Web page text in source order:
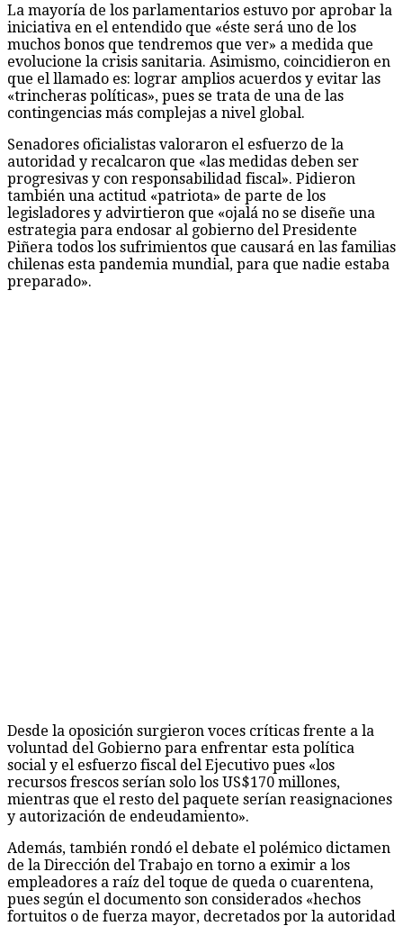
La mayoría de los parlamentarios estuvo por aprobar la
iniciativa en el entendido que «éste será uno de los
muchos bonos que tendremos que ver» a medida que
evolucione la crisis sanitaria. Asimismo, coincidieron en
que el llamado es: lograr amplios acuerdos y evitar las
«trincheras políticas», pues se trata de una de las
contingencias más complejas a nivel global.
Senadores oficialistas valoraron el esfuerzo de la
autoridad y recalcaron que «las medidas deben ser
progresivas y con responsabilidad fiscal». Pidieron
también una actitud «patriota» de parte de los
legisladores y advirtieron que «ojalá no se diseñe una
estrategia para endosar al gobierno del Presidente
Piñera todos los sufrimientos que causará en las familias
chilenas esta pandemia mundial, para que nadie estaba
preparado».
Desde la oposición surgieron voces críticas frente a la
voluntad del Gobierno para enfrentar esta política
social y el esfuerzo fiscal del Ejecutivo pues «los
recursos frescos serían solo los US$170 millones,
mientras que el resto del paquete serían reasignaciones
y autorización de endeudamiento».
Además, también rondó el debate el polémico dictamen
de la Dirección del Trabajo en torno a eximir a los
empleadores a raíz del toque de queda o cuarentena,
pues según el documento son considerados «hechos
fortuitos o de fuerza mayor, decretados por la autoridad